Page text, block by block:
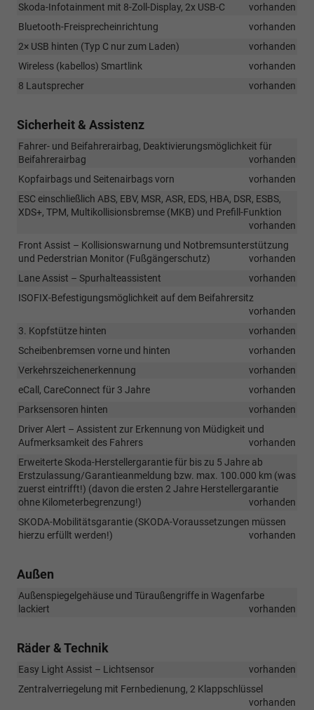
Skoda-Infotainment mit 8-Zoll-Display, 2x USB-C
vorhanden
Bluetooth-Freisprecheinrichtung
vorhanden
2× USB hinten (Typ C nur zum Laden)
vorhanden
Wireless (kabellos) Smartlink
vorhanden
8 Lautsprecher
vorhanden
Sicherheit & Assistenz
Fahrer- und Beifahrerairbag, Deaktivierungsmöglichkeit für
Beifahrerairbag
vorhanden
Kopfairbags und Seitenairbags vorn
vorhanden
ESC einschließlich ABS, EBV, MSR, ASR, EDS, HBA, DSR, ESBS,
XDS+, TPM, Multikollisionsbremse (MKB) und Prefill-Funktion
vorhanden
Front Assist – Kollisionswarnung und Notbremsunterstützung
und Pederstrian Monitor (Fußgängerschutz)
vorhanden
Lane Assist – Spurhalteassistent
vorhanden
ISOFIX-Befestigungsmöglichkeit auf dem Beifahrersitz
vorhanden
3. Kopfstütze hinten
vorhanden
Scheibenbremsen vorne und hinten
vorhanden
Verkehrszeichenerkennung
vorhanden
eCall, CareConnect für 3 Jahre
vorhanden
Parksensoren hinten
vorhanden
Driver Alert – Assistent zur Erkennung von Müdigkeit und
Aufmerksamkeit des Fahrers
vorhanden
Erweiterte Skoda-Herstellergarantie für bis zu 5 Jahre ab
Erstzulassung/Garantieanmeldung bzw. max. 100.000 km (was
zuerst eintrifft!) (davon die ersten 2 Jahre Herstellergarantie
ohne Kilometerbegrenzung!)
vorhanden
SKODA-Mobilitätsgarantie (SKODA-Voraussetzungen müssen
hierzu erfüllt werden!)
vorhanden
Außen
Außenspiegelgehäuse und Türaußengriffe in Wagenfarbe
lackiert
vorhanden
Räder & Technik
Easy Light Assist – Lichtsensor
vorhanden
Zentralverriegelung mit Fernbedienung, 2 Klappschlüssel
vorhanden